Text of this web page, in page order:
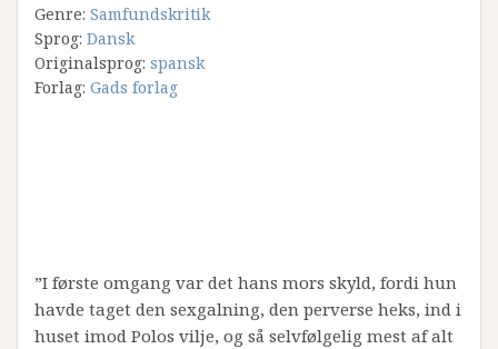
Genre: Samfundskritik
Sprog: Dansk
Originalsprog: spansk
Forlag: Gads forlag
”I første omgang var det hans mors skyld, fordi hun
havde taget den sexgalning, den perverse heks, ind i
huset imod Polos vilje, og så selvfølgelig mest af alt